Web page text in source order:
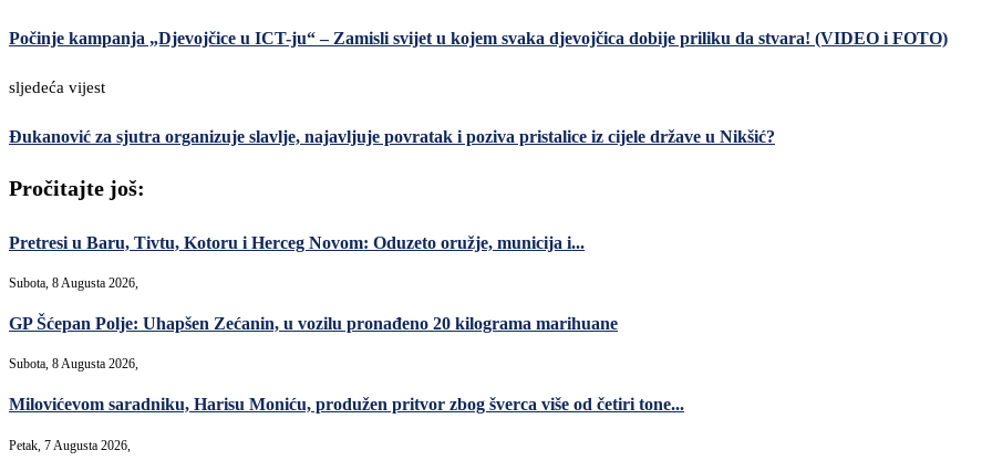
Počinje kampanja „Djevojčice u ICT-ju“ – Zamisli svijet u kojem svaka djevojčica dobije priliku da stvara! (VIDEO i FOTO)
sljedeća vijest
Đukanović za sjutra organizuje slavlje, najavljuje povratak i poziva pristalice iz cijele države u Nikšić?
Pročitajte još:
Pretresi u Baru, Tivtu, Kotoru i Herceg Novom: Oduzeto oružje, municija i...
Subota, 8 Augusta 2026,
GP Šćepan Polje: Uhapšen Zećanin, u vozilu pronađeno 20 kilograma marihuane
Subota, 8 Augusta 2026,
Milovićevom saradniku, Harisu Moniću, produžen pritvor zbog šverca više od četiri tone...
Petak, 7 Augusta 2026,